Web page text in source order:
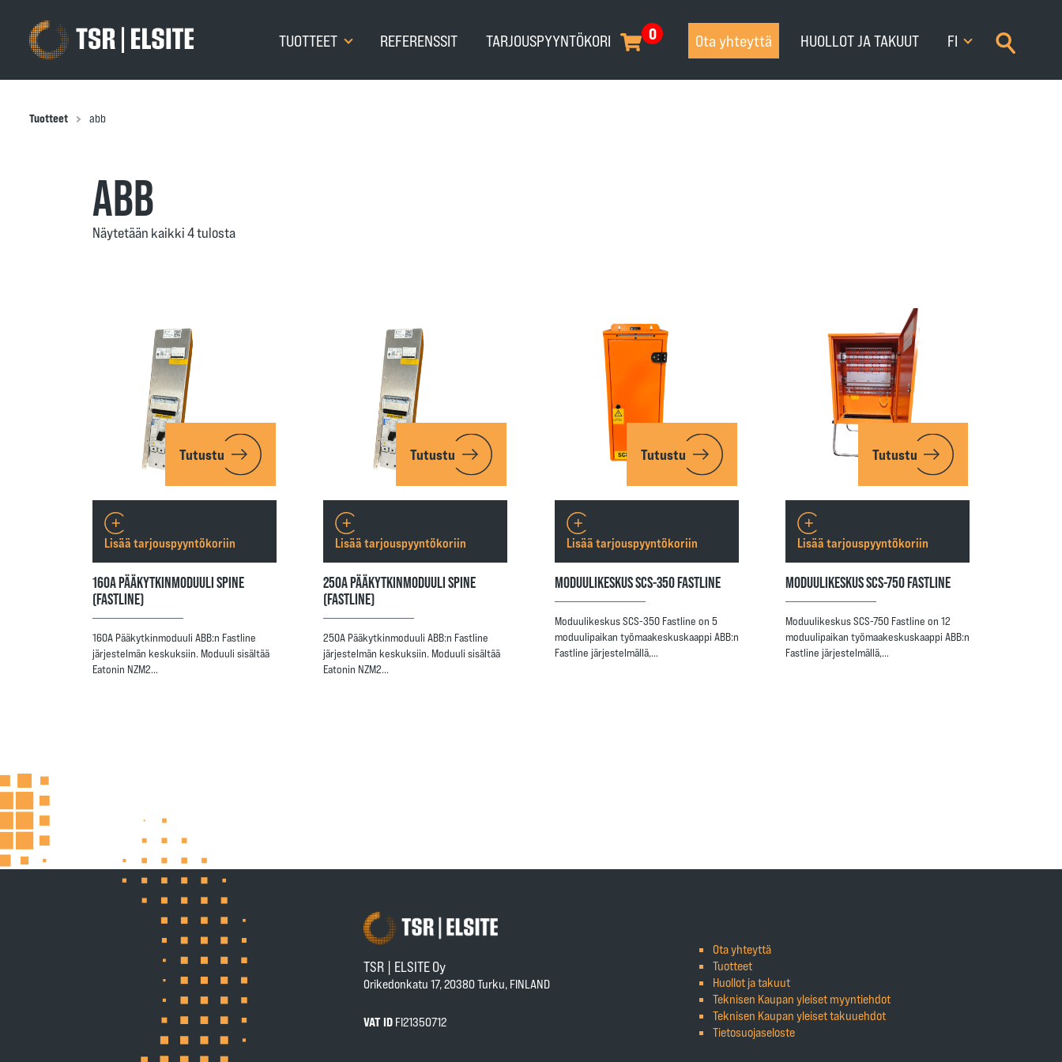
TUOTTEET REFERENSSIT 0
TARJOUSPYYNTÖKORI Ota yhteyttä HUOLLOT JA TAKUUT FI
Tuotteet abb
ABB
Näytetään kaikki 4 tulosta
Tutustu
160A PÄÄKYTKINMODUULI SPINE
(FASTLINE)
160A Pääkytkinmoduuli ABB:n Fastline
järjestelmän keskuksiin. Moduuli sisältää
Eatonin NZM2…
Lisää tarjouspyyntökoriin
Tutustu
250A PÄÄKYTKINMODUULI SPINE
(FASTLINE)
250A Pääkytkinmoduuli ABB:n Fastline
järjestelmän keskuksiin. Moduuli sisältää
Eatonin NZM2…
Lisää tarjouspyyntökoriin
Tutustu
MODUULIKESKUS SCS-350 FASTLINE
Moduulikeskus SCS-350 Fastline on 5
moduulipaikan työmaakeskuskaappi ABB:n
Fastline järjestelmällä,…
Lisää tarjouspyyntökoriin
Tutustu
MODUULIKESKUS SCS-750 FASTLINE
Moduulikeskus SCS-750 Fastline on 12
moduulipaikan työmaakeskuskaappi ABB:n
Fastline järjestelmällä,…
Lisää tarjouspyyntökoriin
TSR | ELSITE Oy
Orikedonkatu 17, 20380 Turku, FINLAND
VAT ID FI21350712
Ota yhteyttä
Tuotteet
Huollot ja takuut
Teknisen Kaupan yleiset myyntiehdot
Teknisen Kaupan yleiset takuuehdot
Tietosuojaseloste